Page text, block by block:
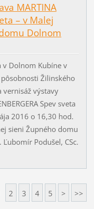
MARTINA
– v Malej
Dolnom
v Dolnom Kubíne v
Žilinského
vernisáž výstavy
Spev sveta
2016 o 16,30 hod.
sieni Župného domu
Podušel, CSc.
2 3 4 5 > >>